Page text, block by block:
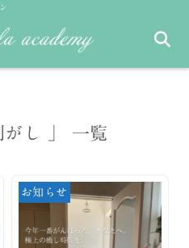
がし 」 一覧
お知らせ